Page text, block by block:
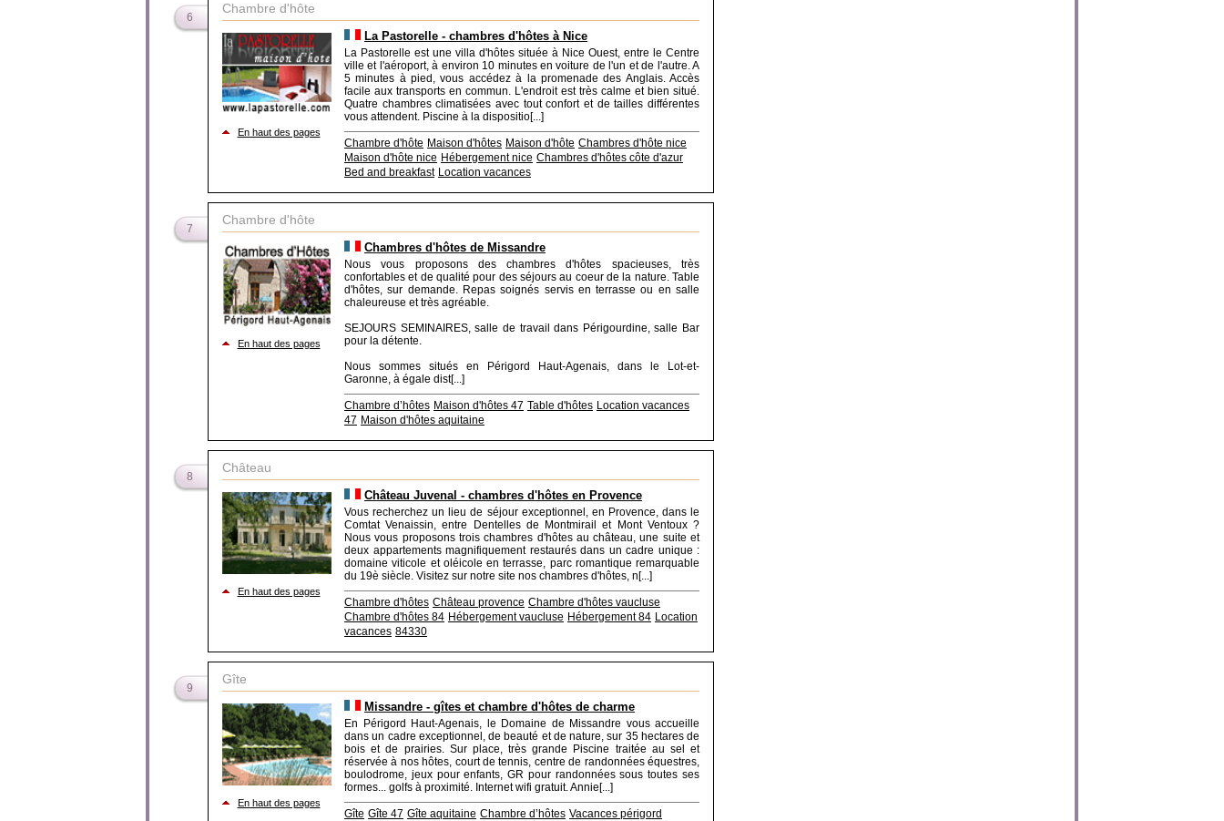
6
Chambre d'hôte
En haut des pages
La Pastorelle - chambres d'hôtes à Nice
La Pastorelle est une villa d'hôtes située à Nice Ouest, entre le Centre
ville et l'aéroport, à environ 10 minutes en voiture de l'un et de l'autre. A
5 minutes à pied, vous accédez à la promenade des Anglais. Accès
facile aux transports en commun. L'endroit est très calme et bien situé.
Quatre chambres climatisées avec tout confort et de tailles différentes
vous attendent. Piscine à la dispositio[...]
Chambre d'hôte Maison d'hôtes Maison d'hôte Chambres d'hôte nice
Maison d'hôte nice Hébergement nice Chambres d'hôtes côte d'azur
Bed and breakfast Location vacances
7
Chambre d'hôte
En haut des pages
Chambres d'hôtes de Missandre
Nous vous proposons des chambres d'hôtes spacieuses, très
confortables et de qualité pour des séjours au coeur de la nature. Table
d'hôtes, sur demande. Repas soignés servis en terrasse ou en salle
chaleureuse et très agréable.
SEJOURS SEMINAIRES, salle de travail dans Périgourdine, salle Bar
pour la détente.
Nous sommes situés en Périgord Haut-Agenais, dans le Lot-et-
Garonne, à égale dist[...]
Chambre d’hôtes Maison d'hôtes 47 Table d'hôtes Location vacances
47 Maison d'hôtes aquitaine
8
Château
En haut des pages
Château Juvenal - chambres d'hôtes en Provence
Vous recherchez un lieu de séjour exceptionnel, en Provence, dans le
Comtat Venaissin, entre Dentelles de Montmirail et Mont Ventoux ?
Nous vous proposons trois chambres d'hôtes au château, une suite et
deux appartements magnifiquement restaurés dans un cadre unique :
domaine viticole et oléicole en terrasse, parc romantique remarquable
du 19è siècle. Visitez sur notre site nos chambres d'hôtes, n[...]
Chambre d'hôtes Château provence Chambre d'hôtes vaucluse
Chambre d'hôtes 84 Hébergement vaucluse Hébergement 84 Location
vacances 84330
9
Gîte
En haut des pages
Missandre - gîtes et chambre d'hôtes de charme
En Périgord Haut-Agenais, le Domaine de Missandre vous accueille
dans un cadre exceptionnel, de beauté et de nature, sur 35 hectares de
bois et de prairies. Sur place, très grande Piscine traitée au sel et
réservée à nos hôtes, court de tennis, centre de randonnées équestres,
boulodrome, jeux pour enfants, GR pour randonnées sous toutes ses
formes... golfs à proximité. Internet wifi gratuit. Annie[...]
Gîte Gîte 47 Gîte aquitaine Chambre d’hôtes Vacances périgord